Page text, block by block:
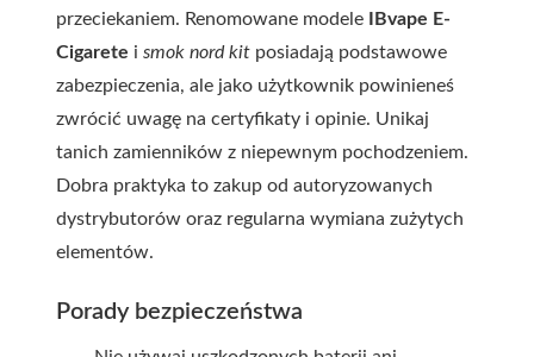
przeciekaniem. Renomowane modele
IBvape E-
Cigarete i smok nord kit posiadają podstawowe
zabezpieczenia, ale jako użytkownik powinieneś
zwrócić uwagę na certyfikaty i opinie. Unikaj
tanich zamienników z niepewnym pochodzeniem.
Dobra praktyka to zakup od autoryzowanych
dystrybutorów oraz regularna wymiana zużytych
elementów.
Porady bezpieczeństwa